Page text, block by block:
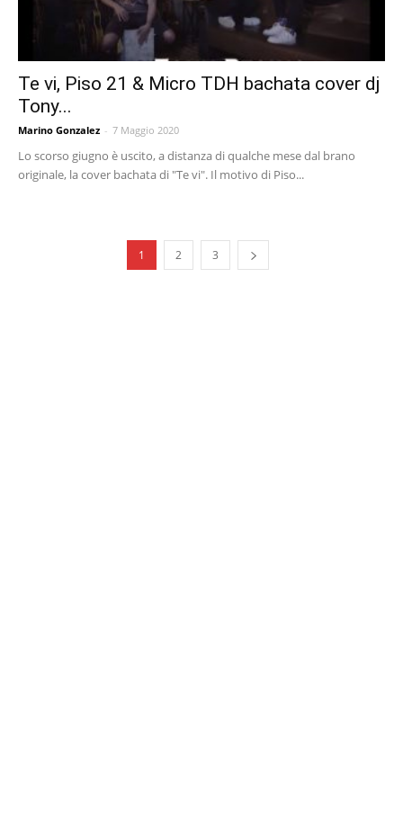
Te vi, Piso 21 & Micro TDH bachata cover dj
Tony...
Marino Gonzalez - 7 Maggio 2020
Lo scorso giugno è uscito, a distanza di qualche mese dal brano
originale, la cover bachata di "Te vi". Il motivo di Piso...
1 2 3